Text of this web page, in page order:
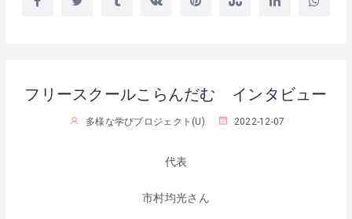
フリースクールこらんだむ インタビュー
多様な学びプロジェクト(U) 2022-12-07
代表
市村均光さん